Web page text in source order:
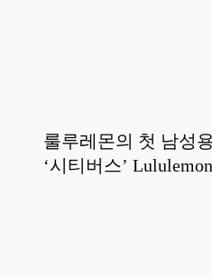
룰루레몬의 첫 남성
‘시티버스’